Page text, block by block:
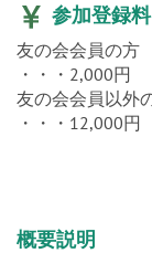
参加登録料
友の会会員の方
・・・2,000円
友の会会員以外
・・・12,000円
概要説明